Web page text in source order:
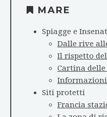
MARE
Spiagge e
Dalle rive
Il rispetto
Cartina delle
Informazioni
Siti protetti
Francia